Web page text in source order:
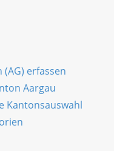
erfassen
Aargau
Kantonsauswahl